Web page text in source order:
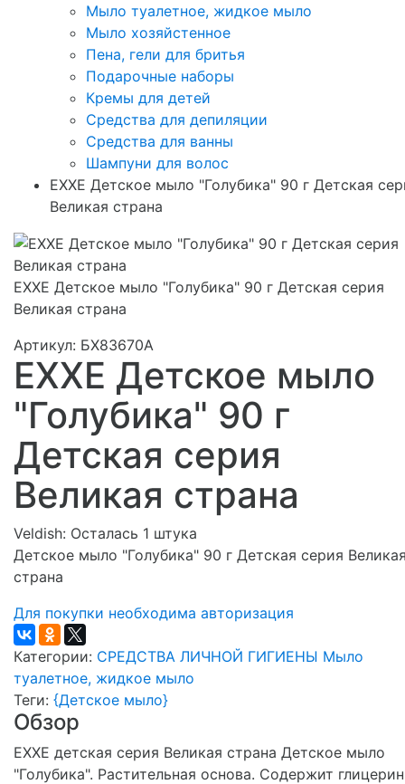
Мыло туалетное, жидкое мыло
Мыло хозяйстенное
Пена, гели для бритья
Подарочные наборы
Кремы для детей
Средства для депиляции
Средства для ванны
Шампуни для волос
EXXE Детское мыло "Голубика" 90 г Детская
Великая страна
EXXE Детское мыло "Голубика" 90 г Детская серия
Великая страна
Артикул: БХ83670А
EXXE Детское мыло
"Голубика" 90 г
Детская серия
Великая страна
Veldish: Осталась 1 штука
Детское мыло "Голубика" 90 г Детская серия
страна
Для покупки необходима авторизация
Категории: СРЕДСТВА ЛИЧНОЙ ГИГИЕНЫ Мыло
туалетное, жидкое мыло
Теги: {Детское мыло}
Обзор
EXXE детская серия Великая страна Детское мыло
"Голубика". Растительная основа. Содержит